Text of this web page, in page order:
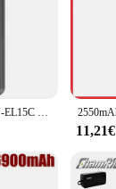
2800mAh EN-EL15A EN-EL15C EL15 EN EL15 batteria + caricabatterie LED per Nikon D500, D610, D750, D800, D810, D850, D7000, D7100, D7500
11,21€